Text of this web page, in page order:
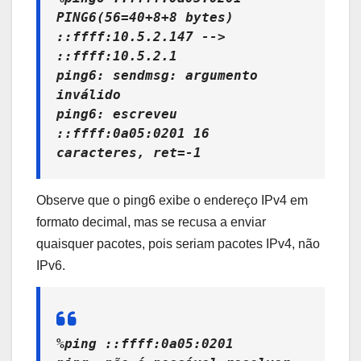
PING6(56=40+8+8 bytes)
::ffff:10.5.2.147 -->
::ffff:10.5.2.1
ping6: sendmsg: argumento
inválido
ping6: escreveu
::ffff:0a05:0201 16
caracteres, ret=-1
Observe que o ping6 exibe o endereço IPv4 em
formato decimal, mas se recusa a enviar
quaisquer pacotes, pois seriam pacotes IPv4, não
IPv6.
%ping ::ffff:0a05:0201